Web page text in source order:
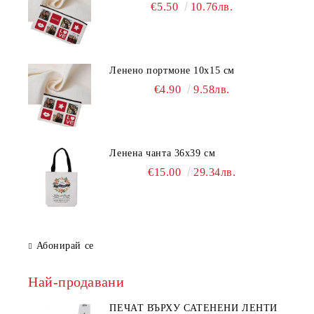
€5.50 10.76лв.
Ленено портмоне 10х15 см
€4.90 9.58лв.
Ленена чанта 36х39 см
€15.00 29.34лв.
Абонирай се
Най-продавани
ПЕЧАТ ВЪРХУ САТЕНЕНИ ЛЕНТИ